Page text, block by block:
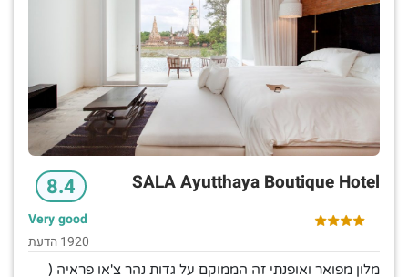
SALA Ayutthaya Boutique Hotel
8.4
Very good
1920 הדעת
מלון מפואר ואופנתי זה הממוקם על גדות נהר צ'או פראיה (